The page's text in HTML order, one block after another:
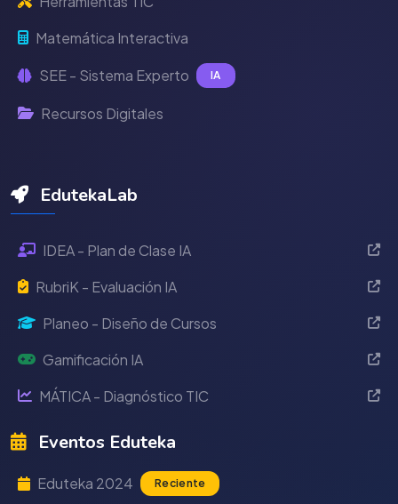
Matemática Interactiva
SEE - Sistema Experto IA
Recursos Digitales
EdutekaLab
IDEA - Plan de Clase IA
RubriK - Evaluación IA
Planeo - Diseño de Cursos
Gamificación IA
MÁTICA - Diagnóstico TIC
Eventos Eduteka
Eduteka 2024 Reciente